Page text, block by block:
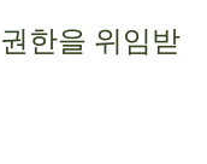
한을 위임받